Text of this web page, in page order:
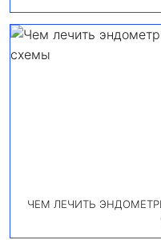
ЧЕМ ЛЕЧИТЬ